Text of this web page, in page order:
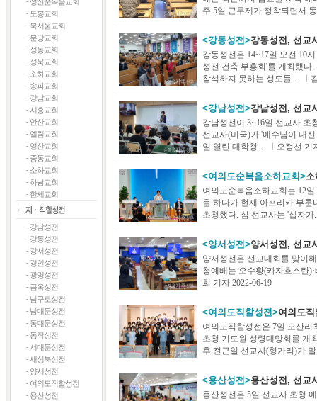
- 도봉교회
- 북서울교회
- 분당교회
- 성동교회
- 성북교회
- 소하교회
- 송파교회
- 강남교회
- 시흥교회
- 안산교회
- 엘림교회
- 영산교회
- 중동교회
- 소하교회
- 하남교회
- 한세교회
- 강남성전
- 강동성전
- 강서성전
- 경인성전
- 광명성전
- 금옥성전
- 남구로성전
- 남대문성전
- 동대문성전
- 동작성전
- 서대문성전
- 새성북성전
- 양서성전
- 여의도직할성전
- 용산성전
주 5일 근무제가 정착되면서
<강동성전>강동성전, 선교
강동성전은 14~17일 오전 10
성전 건축 부흥회'를 개최했다
참석하지 못하는 성도들.... ㅣ
<강남성전>강남성전, 선교
강남성전이 3~16일 선교사 초
선교사(미국)가 '예수님이 내
일 열린 대학청.... ㅣ오정선 기
<여의도순복음소하교회>
여의도순복음소하교회는 12
을 하다가 현재 아프리카 부
초청했다. 심 선교사는 '십자가
<양서성전>양서성전, 선교
양서성전은 선교대회를 맞이
청예배는 오수황(카자흐스탄
희 기자 2022-06-19
<여의도직할성전>여의도
여의도직할성전은 7일 오산
초청 기도원 성령대망회를 개
후 전근일 선교사(헝가리)가
<용산성전>용산성전, 선교
용산성전은 5일 선교사 초청